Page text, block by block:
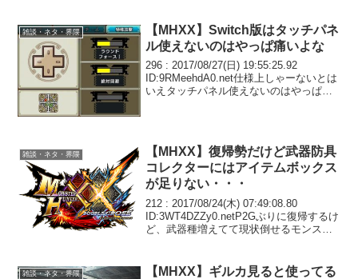
雑談・ネタ・界隈
【MHXX】Switch版はタッチパネ
ル使えないのはやっぱ痛いよな
296 : 2017/08/27(日) 19:55:25.92
ID:9RMeehdA0.net仕様上しゃーないとは
いえタッチパネル使えないのはやっぱ痛
雑談・ネタ・界隈
【MHXX】復帰勢だけど武器防具
コレクターにはアイテムボックス
が足りない・・・
212 : 2017/08/24(木) 07:49:08.80
ID:3WT4DZZy0.netP2Gぶりに復帰するけ
ど、武器種増えてて現状倒せるモンスタ
うだな...2...
雑談・ネタ・界隈
【MHXX】ギルカ見ると使ってる